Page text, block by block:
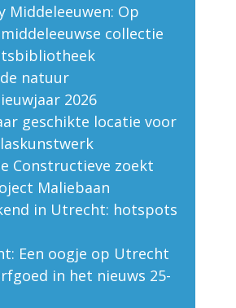
Middeleeuwen: Op
collectie
natuur
2026
geschikte locatie voor
Constructieve zoekt
Maliebaan
in Utrecht: hotspots
Een oogje op Utrecht
in het nieuws 25-